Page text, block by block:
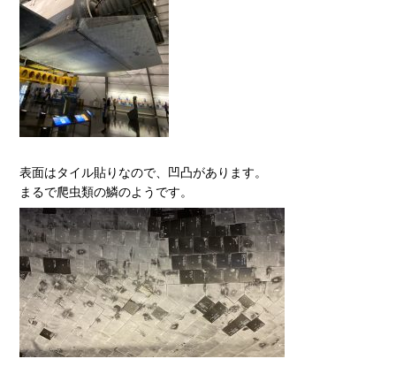
表面はタイル貼りなので、凹凸があります。
まるで爬虫類の鱗のようです。